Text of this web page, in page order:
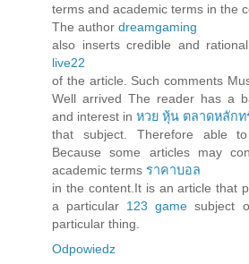
terms and academic terms in the
The author dreamgaming
also inserts credible and
live22
of the article. Such comments
Well arrived The reader has a
and interest in หวย หุ้น ตลาดหลักท
that subject. Therefore able
Because some articles may
academic terms ราคาบอล
in the content.It is an article that
a particular 123 game subject
particular thing.
Odpowiedz